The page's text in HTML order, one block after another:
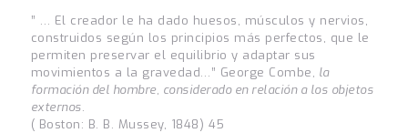
” … El creador le ha dado huesos, músculos y nervios,
construidos según los principios más perfectos, que le
permiten preservar el equilibrio y adaptar sus
movimientos a la gravedad…” George Combe, la
formación del hombre, considerado en relación a los objetos
externos.
( Boston: B. B. Mussey, 1848) 45